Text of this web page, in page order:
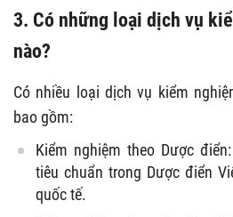
3. Có những loại dịch vụ
nào?
Có nhiều loại dịch vụ kiểm
bao gồm:
Kiểm nghiệm theo Dược
tiêu chuẩn trong Dược điển
quốc tế.